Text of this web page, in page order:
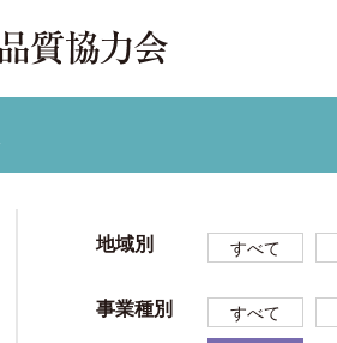
地域別 すべて
事業種別 すべて